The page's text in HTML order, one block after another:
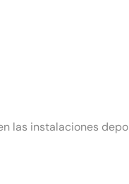
las instalaciones